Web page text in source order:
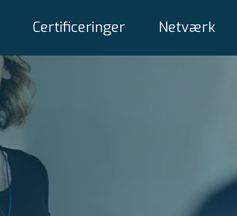
Certificeringer Netværk